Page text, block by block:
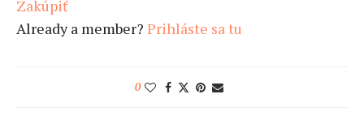
Zakúpiť
Already a member? Prihláste sa tu
0